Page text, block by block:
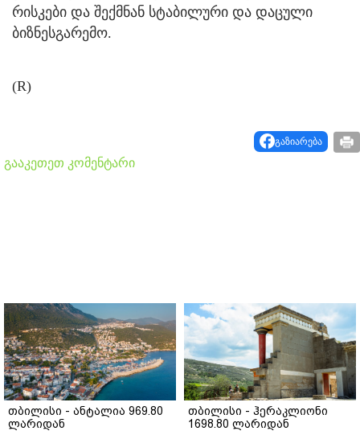
რისკები და შექმნან სტაბილური და დაცული
ბიზნესგარემო.
(R)
გაზიარება
გააკეთეთ კომენტარი
თბილისი - ანტალია 969.80
ლარიდან
თბილისი - ჰერაკლიონი
1698.80 ლარიდან